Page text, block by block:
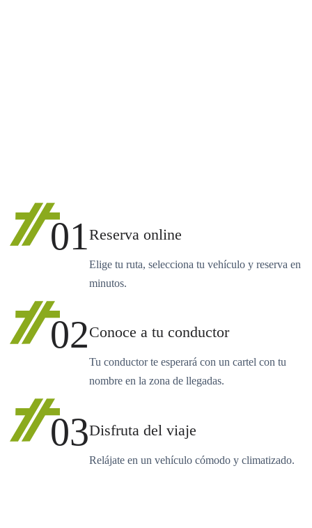
01Reserva online
Elige tu ruta, selecciona tu vehículo y reserva en
minutos.
02Conoce a tu conductor
Tu conductor te esperará con un cartel con tu
nombre en la zona de llegadas.
03Disfruta del viaje
Relájate en un vehículo cómodo y climatizado.